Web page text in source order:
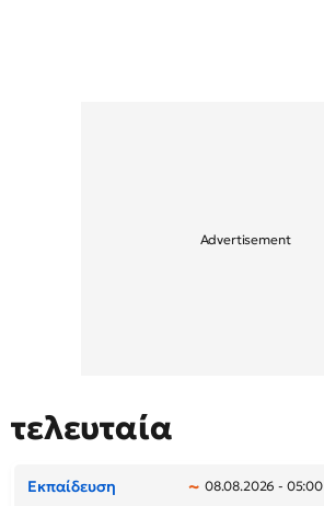
τελευταία
Εκπαίδευση 08.08.2026 - 05:00